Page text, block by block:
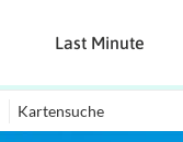
Last Minute
Kartensuche